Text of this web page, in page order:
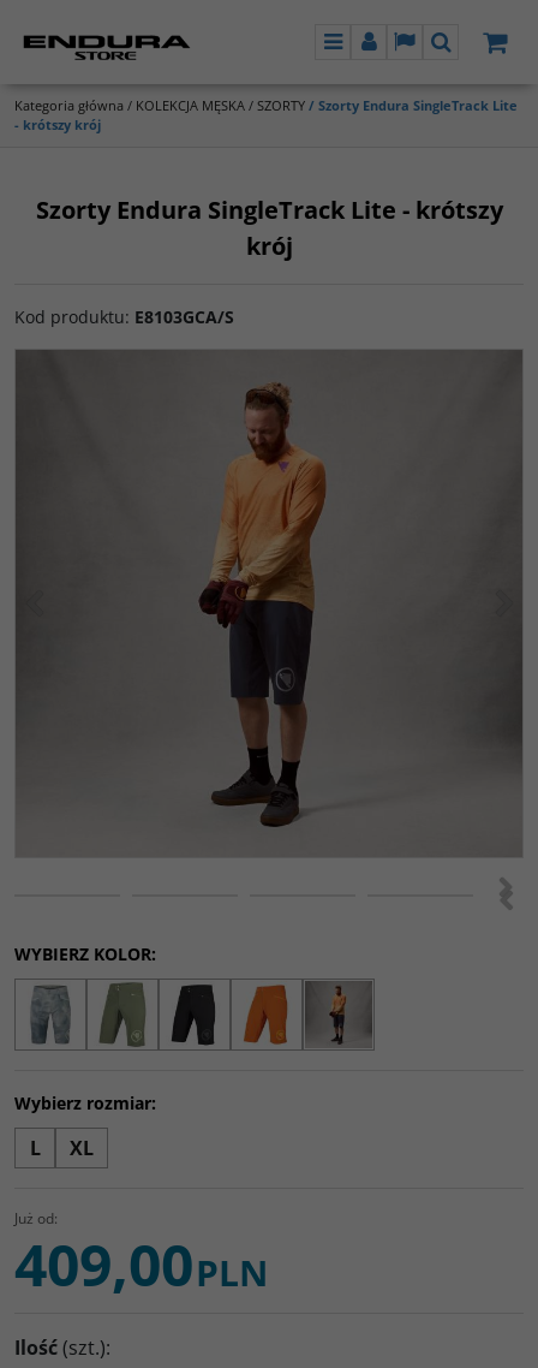
MenuPanel LangSzukaj
Kategoria główna / KOLEKCJA MĘSKA / SZORTY / Szorty Endura SingleTrack Lite
- krótszy krój
Szorty Endura SingleTrack Lite - krótszy
krój
Kod produktu: E8103GCA/S
<
WYBIERZ KOLOR:
Wybierz rozmiar:
L XL
Już od:
409,00PLN
Ilość(szt.):